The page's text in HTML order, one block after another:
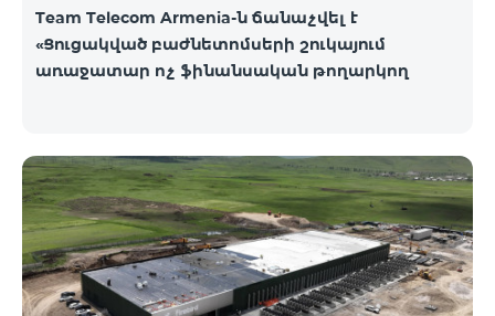
Team Telecom Armenia-ն ճանաչվել է
«Ցուցակված բաժնետոմսերի շուկայում
առաջատար ոչ ֆինանսական թողարկող